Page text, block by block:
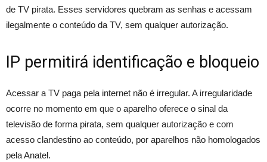
de TV pirata. Esses servidores quebram as senhas e acessam
ilegalmente o conteúdo da TV, sem qualquer autorização.
IP permitirá identificação e bloqueio
Acessar a TV paga pela internet não é irregular. A irregularidade
ocorre no momento em que o aparelho oferece o sinal da
televisão de forma pirata, sem qualquer autorização e com
acesso clandestino ao conteúdo, por aparelhos não homologados
pela Anatel.